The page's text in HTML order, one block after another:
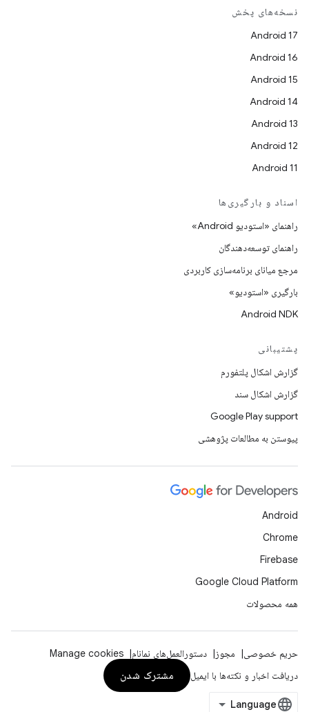
نسخه‌های پخش
Android 17
Android 16
Android 15
Android 14
Android 13
Android 12
Android 11
اسناد و بارگیری‌ها
راهنمای «استودیو Android»
راهنمای توسعه‌دهندگان
مرجع میانای برنامه‌سازی کاربردی
بارگیری «استودیو»
Android NDK
پشتیبانی
گزارش اشکال پلتفورم
گزارش اشکال سند
Google Play support
پیوستن به مطالعات پژوهشی
Android
Chrome
Firebase
Google Cloud Platform
همه محصولات
حریم خصوصی مجوز دستورالعمل‌های نمانام
Manage cookies
دریافت اخبار و نکته‌ها با ایمیل
مشترک شدن